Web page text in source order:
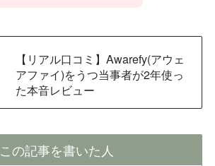
【リアル口コミ】Awarefy(アウェ
アファイ)をうつ当事者が2年使っ
た本音レビュー
この記事を書いた人